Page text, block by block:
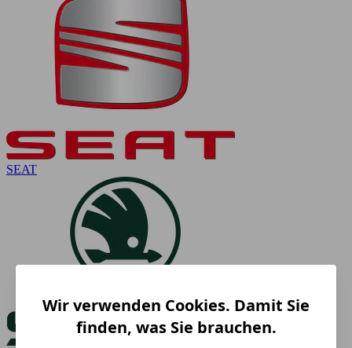
SEAT
Wir verwenden Cookies. Damit Sie
finden, was Sie brauchen.